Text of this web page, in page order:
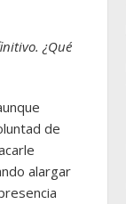
¿Qué
de
alargar